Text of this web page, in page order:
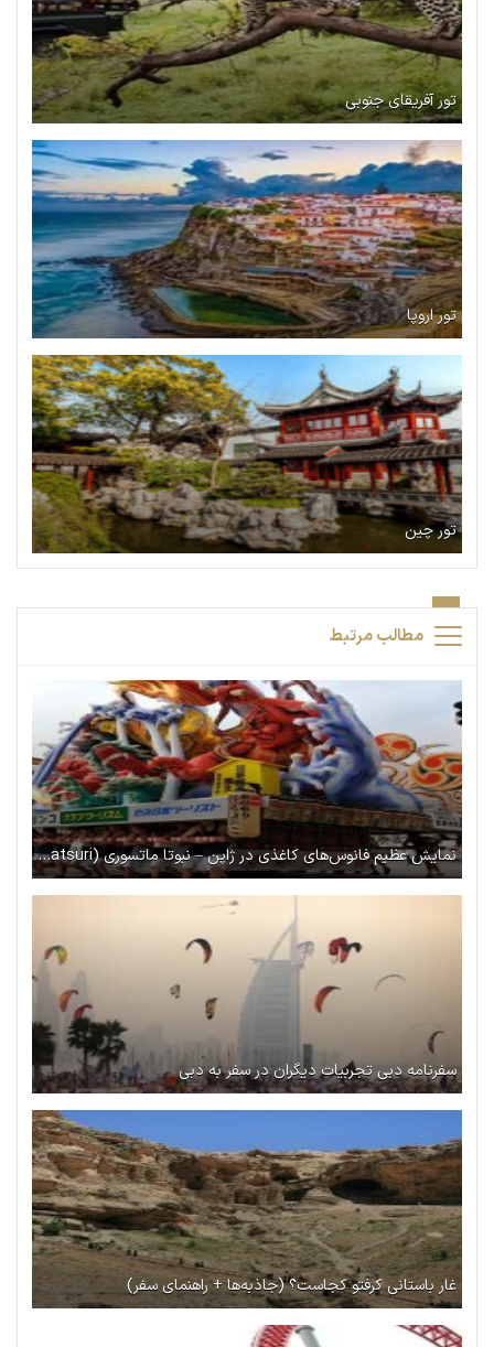
تور آفریقای جنوبی
تور اروپا
تور چین
مطالب مرتبط
نمایش عظیم فانوس‌های کاغذی در ژاپن – نبوتا ماتسوری (Nebuta Matsuri) در آئوموری
سفرنامه دبی تجربیات دیگران در سفر به دبی
غار باستانی کرفتو کجاست؟ (جاذبه‌ها + راهنمای سفر)